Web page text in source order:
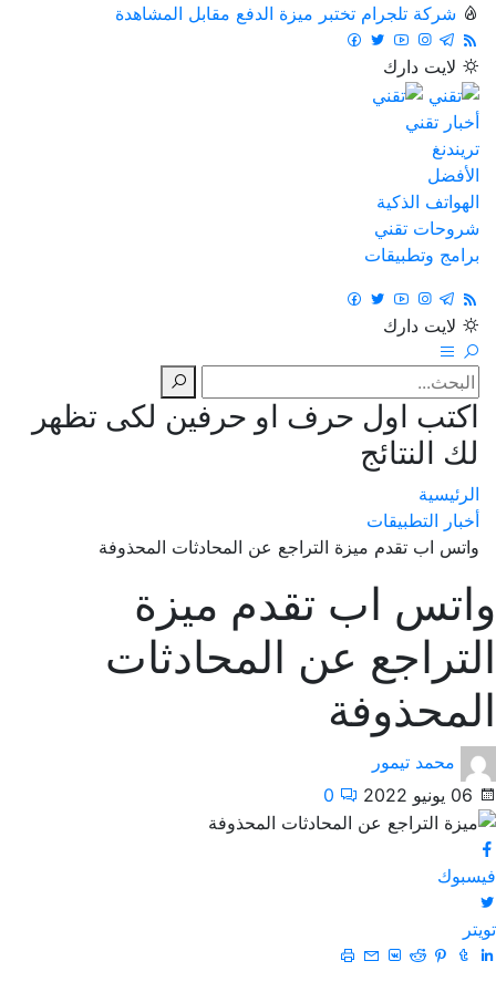
شركة تلجرام تختبر ميزة الدفع مقابل المشاهدة
لايت دارك
أخبار تقني
تريندنغ
الأفضل
الهواتف الذكية
شروحات تقني
برامج وتطبيقات
لايت دارك
اكتب اول حرف او حرفين لكى تظهر
لك النتائج
الرئيسية
أخبار التطبيقات
واتس اب تقدم ميزة التراجع عن المحادثات المحذوفة
واتس اب تقدم ميزة
التراجع عن المحادثات
المحذوفة
محمد تيمور
06 يونيو 2022
0
فيسبوك
تويتر